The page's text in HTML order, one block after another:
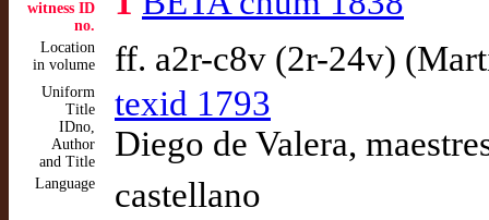
witness ID
no.
Location
in volume
ff. a2r-c8v (2r-24v)
Uniform
Title
IDno,
Author
and Title
texid 1793
Diego de Valera,
Language castellano